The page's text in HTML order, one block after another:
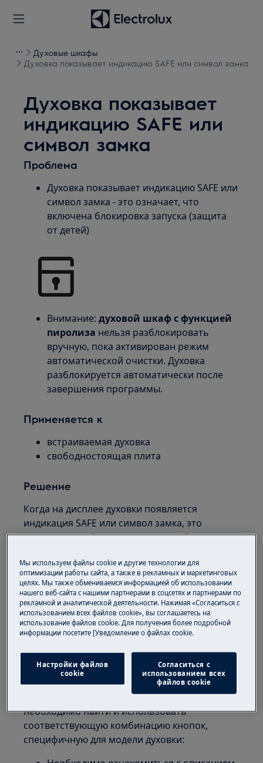
Духовые шкафы
Духовка показывает индикацию SAFE или символ замка
Духовка показывает
индикацию SAFE или
символ замка
Проблема
Духовка показывает индикацию SAFE или
символ замка - это означает, что
включена блокировка запуска (защита
от детей)
Внимание:духовой шкаф с функцией
пиролиза нельзя разблокировать
вручную, пока активирован режим
автоматической очистки. Духовка
разблокируется автоматически после
завершения программы.
Применяется к
встраиваемая духовка
свободностоящая плита
Решение
Когда на дисплее духовки появляется
индикация SAFE или символ замка, это
означает, что была активирована блокировка
блокировка.
Ця функція безпеки має ключове значення
для забезпечення безпеки на кухні, особливо
при наявності допитливих малюків. Це
продумане рішення, яке має на меті запобігти
призвести до небажаних наслідків.
Чтобы снять блокировку и снова
использовать духовку без ограничений,
необходимо найти и использовать
соответствующую комбинацию кнопок,
специфичную для модели духовки:
Мы используем файлы cookie и другие технологии для
оптимизации работы сайта, а также в рекламных и маркетинговых
целях. Мы также обмениваемся информацией об использовании
нашего веб-сайта с нашими партнерами в соцсетях и партнерами по
рекламной и аналитической деятельности. Нажимая «Согласиться с
использованием всех файлов cookie», вы соглашаетесь на
использование файлов cookie. Для получения более подробной
информации посетите [Уведомление о файлах cookie.
Настройки файлов
cookie
Согласиться с
использованием всех
файлов cookie